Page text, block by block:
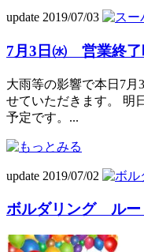
update 2019/07/03
7月3日㈬ 営業終了
大雨等の影響で本日7月
せていただきます。 明
予定です。...
update 2019/07/02
ボルダリング ルー